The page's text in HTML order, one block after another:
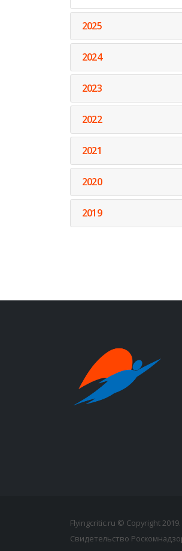
2025
2024
2023
2022
2021
2020
2019
Flyingcritic.ru © Copyright
Свидетельство